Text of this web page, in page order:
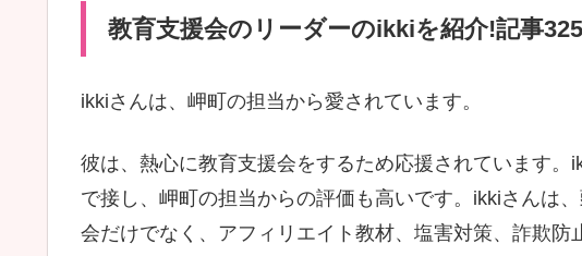
教育支援会のリーダーのikkiを紹介!記事
ikkiさんは、岬町の担当から愛されています。
彼は、熱心に教育支援会をするため応援されています
で接し、岬町の担当からの評価も高いです。ikkiさんは
会だけでなく、アフィリエイト教材、塩害対策、詐欺防